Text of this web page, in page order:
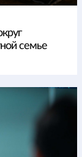
семье